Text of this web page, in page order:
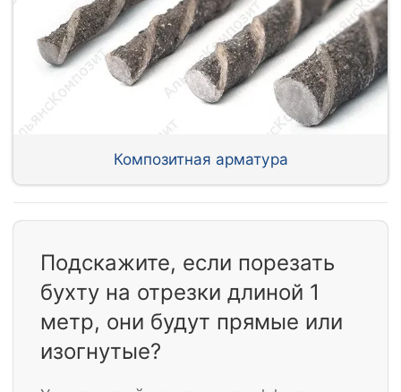
Композитная арматура
Подскажите, если порезать
бухту на отрезки длиной 1
метр, они будут прямые или
изогнутые?